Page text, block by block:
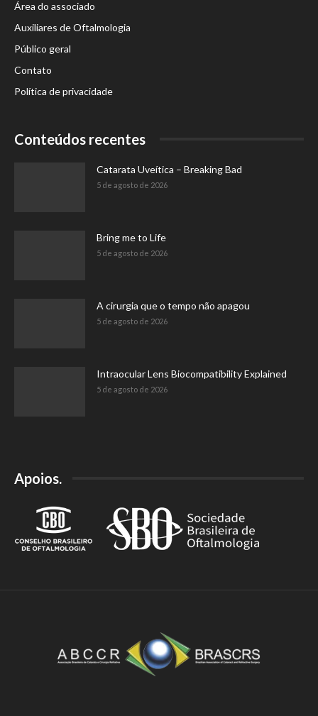
Área do associado
Auxiliares de Oftalmologia
Público geral
Contato
Política de privacidade
Conteúdos recentes
Catarata Uveítica – Breaking Bad
5 de agosto de 2026
Bring me to Life
5 de agosto de 2026
A cirurgia que o tempo não apagou
5 de agosto de 2026
Intraocular Lens Biocompatibility Explained
5 de agosto de 2026
Apoios.